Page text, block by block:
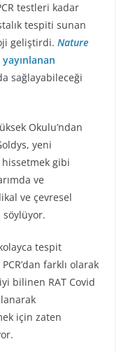
testleri kadar
tespiti sunan
geliştirdi. Nature
sağlayabileceği
Okulu’ndan
yeni
hissetmek gibi
ve
ve çevresel
söylüyor.
tespit
farklı olarak
bilinen RAT Covid
için zaten